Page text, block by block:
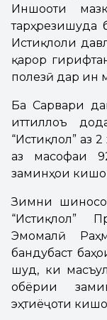
Иншооти
тарҳрезишуда
Истиқлоли
қарор
полезӣ дар ин
Ба Сарвари
иттиллоъ
“Истиқлол” аз
аз масофаи
заминҳои
Зимни
“Истиқлол”
Эмомалӣ
бандубаст
шуд, ки
обёрии
эҳтиёҷоти